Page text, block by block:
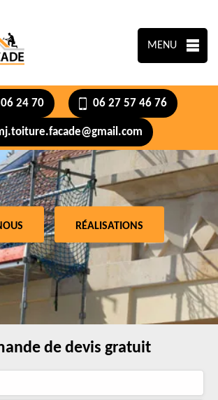
MENU
24 70 06 27 57 46 76
RÉALISATIONS
de devis gratuit